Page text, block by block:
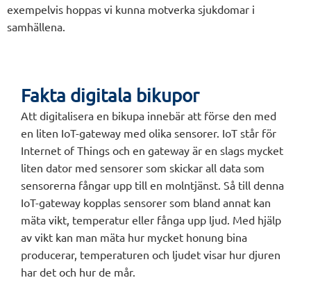
exempelvis hoppas vi kunna motverka sjukdomar i
samhällena.
Fakta digitala bikupor
Att digitalisera en bikupa innebär att förse den med
en liten IoT-gateway med olika sensorer. IoT står för
Internet of Things och en gateway är en slags mycket
liten dator med sensorer som skickar all data som
sensorerna fångar upp till en molntjänst. Så till denna
IoT-gateway kopplas sensorer som bland annat kan
mäta vikt, temperatur eller fånga upp ljud. Med hjälp
av vikt kan man mäta hur mycket honung bina
producerar, temperaturen och ljudet visar hur djuren
har det och hur de mår.